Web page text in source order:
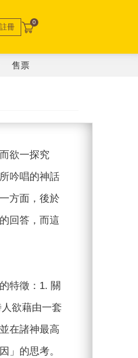
冊 0
售票
欲一探究
吟唱的神話
方面，後於
回答，而這
特徵：1. 關
欲藉由一套
在諸神最高
」的思考。